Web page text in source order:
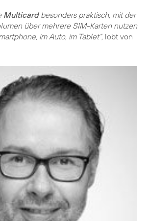
Multicardbesonders praktisch, mit der
über mehrere SIM-Karten nutzen
im Auto, im Tablet“, lobt von